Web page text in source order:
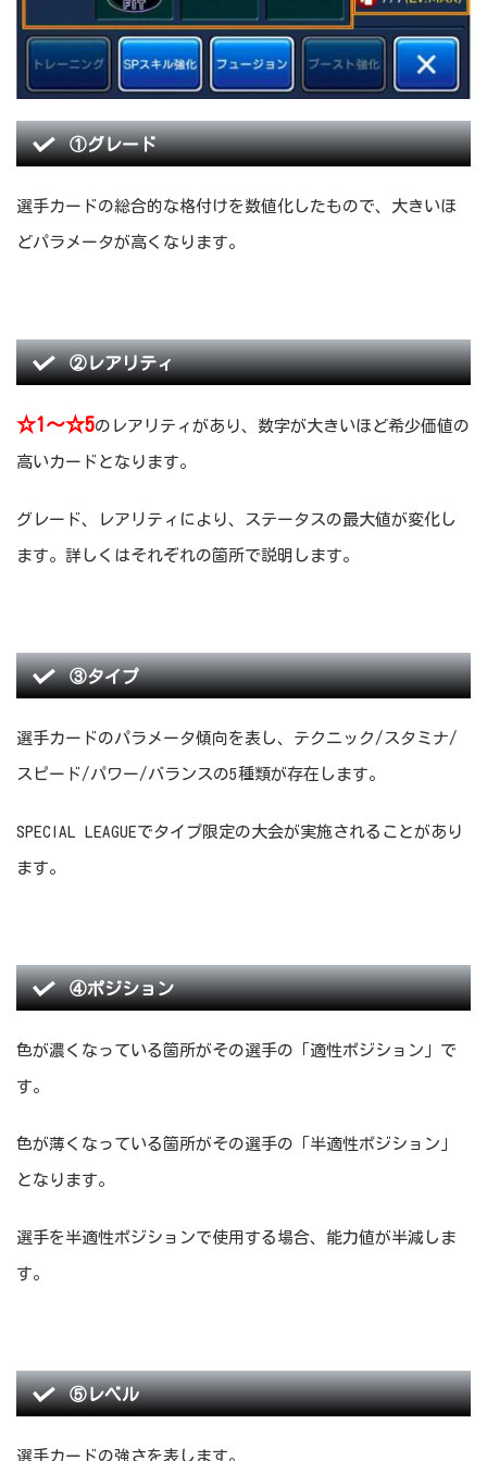
①グレード
選手カードの総合的な格付けを数値化したもので、大きいほ
どパラメータが高くなります。
②レアリティ
☆1～☆5のレアリティがあり、数字が大きいほど希少価値の
高いカードとなります。
グレード、レアリティにより、ステータスの最大値が変化し
ます。詳しくはそれぞれの箇所で説明します。
③タイプ
選手カードのパラメータ傾向を表し、テクニック/スタミナ/
スピード/パワー/バランスの5種類が存在します。
SPECIAL LEAGUEでタイプ限定の大会が実施されることがあり
ます。
④ポジション
色が濃くなっている箇所がその選手の「適性ポジション」で
す。
色が薄くなっている箇所がその選手の「半適性ポジション」
となります。
選手を半適性ポジションで使用する場合、能力値が半減しま
す。
⑤レベル
選手カードの強さを表します。